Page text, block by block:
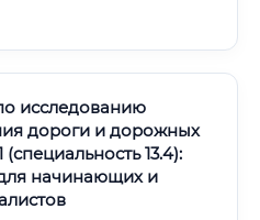
исследованию
дороги и дорожных
13.4):
начинающих и